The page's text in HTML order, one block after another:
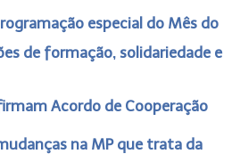
especial do Mês do
de formação, solidariedade e
firmam Acordo de Cooperação
na MP que trata da